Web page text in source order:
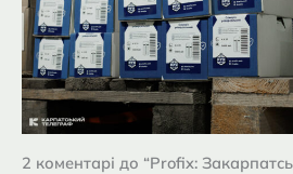
2 коментарі до “Profix: